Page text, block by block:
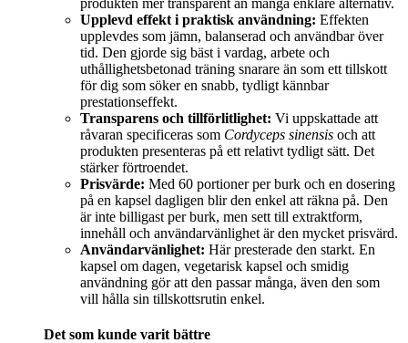
Upplevd effekt i praktisk användning: Effekten
upplevdes som jämn, balanserad och användbar över
tid. Den gjorde sig bäst i vardag, arbete och
uthållighetsbetonad träning snarare än som ett tillskott
för dig som söker en snabb, tydligt kännbar
prestationseffekt.
Transparens och tillförlitlighet: Vi uppskattade att
råvaran specificeras som Cordyceps sinensis och att
produkten presenteras på ett relativt tydligt sätt. Det
stärker förtroendet.
Prisvärde: Med 60 portioner per burk och en dosering
på en kapsel dagligen blir den enkel att räkna på. Den
är inte billigast per burk, men sett till extraktform,
innehåll och användarvänlighet är den mycket prisvärd.
Användarvänlighet: Här presterade den starkt. En
kapsel om dagen, vegetarisk kapsel och smidig
användning gör att den passar många, även den som
vill hålla sin tillskottsrutin enkel.
Det som kunde varit bättre